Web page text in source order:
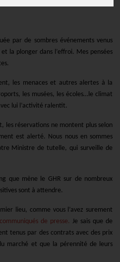
par de sombres événements venus
la plonger dans l’effroi. Mes pensées
les menaces et autres alertes à la
les musées, les écoles…le climat
lui l’activité ralentit.
les réservations ne montent plus selon
est alerté. Nous nous en sommes
Ministre de tutelle, qui surveille de
que mène le GHR sur de nombreux
sont à attendre.
lieu, comme vous l’avez surement
communiqués de presse. Je sais que de
tenus par des contrats avec des prix
marché et que la pérennité de leurs